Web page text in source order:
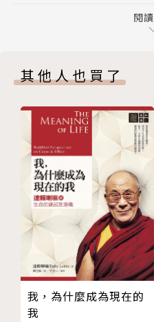
左西人文空間創辦人／陳
時間就像呼吸一樣，安靜
到變化，我們才開始意識
轉，而是充滿氣息的有機體
13月亮共時曆有兩大部分
劃分成13個月份，每個月
的無時間日，等於365天
裡的卓爾金曆，稱為
騰，排列出260個組合）
素：20個太陽圖騰、13個
色。
1328萬年曆是架構，而
13月亮共時曆，是光體的曆
三、曆法中的馬雅元素
卓爾金曆的太陽圖騰
四、如何使用本書
第二章 曆法就在生活裡
自然生活的二十個面向
1. 起源：我從哪裡來？
阿卡莎紀錄與原生家庭
我們與龍族的連結
馬雅文化裡的羽蛇神（庫
龍族守護的陰性能量聖井
2. 時間：永恆當下的多
能量超越時空，皆在同一
閱
其他人也買了
我，為什麼成為現在的
我